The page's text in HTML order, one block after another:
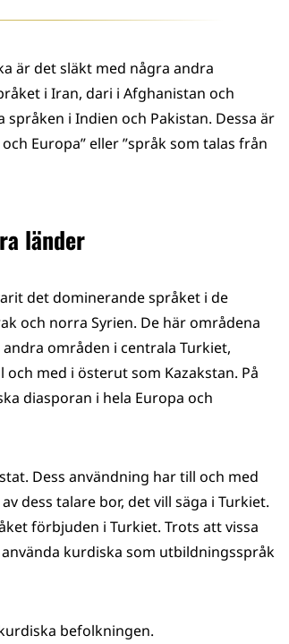
är det släkt med några andra
i Iran, dari i Afghanistan och
i Indien och Pakistan. Dessa är
Europa” eller ”språk som talas från
länder
det dominerande språket i de
och norra Syrien. De här områdena
områden i centrala Turkiet,
med i österut som Kazakstan. På
diasporan i hela Europa och
Dess användning har till och med
dess talare bor, det vill säga i Turkiet.
förbjuden i Turkiet. Trots att vissa
kurdiska som utbildningsspråk
befolkningen.